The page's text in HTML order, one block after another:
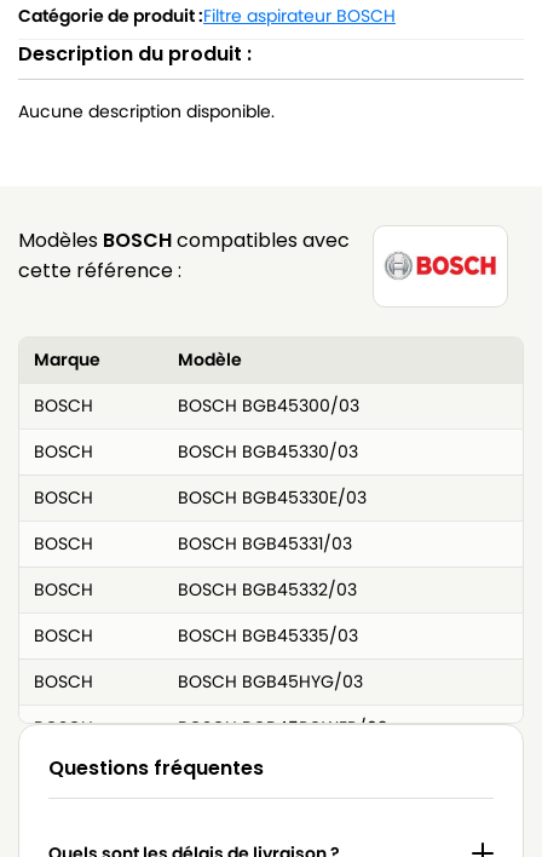
Catégorie de produit :Filtre aspirateur BOSCH
Description du produit :
Aucune description disponible.
Modèles BOSCHcompatibles avec
cette référence :
Marque
Modèle
BOSCH
BOSCH BGB45300/03
BOSCH
BOSCH BGB45330/03
BOSCH
BOSCH BGB45330E/03
BOSCH
BOSCH BGB45331/03
BOSCH
BOSCH BGB45332/03
BOSCH
BOSCH BGB45335/03
BOSCH
BOSCH BGB45HYG/03
BOSCH
BOSCH BGB45POWER/03
BOSCH
BOSCH BGB71402/08
Questions fréquentes